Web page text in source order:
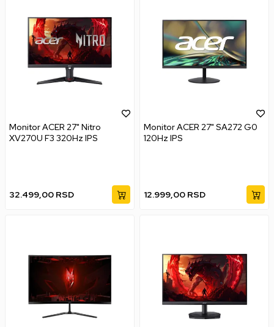
Monitor ACER 27" Nitro
XV270U F3 320Hz IPS
32.499,00 RSD
Monitor ACER 27" SA272 G0
120Hz IPS
12.999,00 RSD